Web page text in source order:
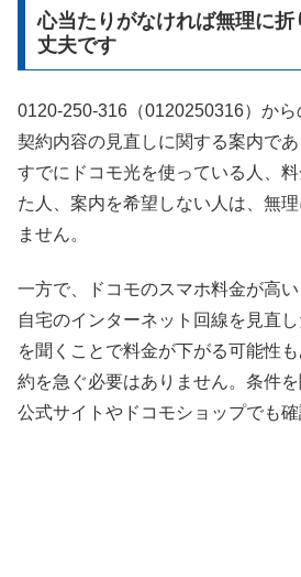
心当たりがなければ無理に
丈夫です
0120-250-316（0120250316）か
契約内容の見直しに関する案内であ
すでにドコモ光を使っている人、
た人、案内を希望しない人は、無
ません。
一方で、ドコモのスマホ料金が高い
自宅のインターネット回線を見直
を聞くことで料金が下がる可能性
約を急ぐ必要はありません。条件
公式サイトやドコモショップでも確